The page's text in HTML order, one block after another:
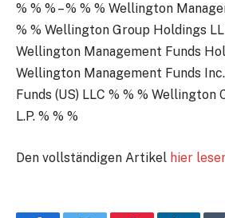
% % % – % % % Wellington
% % Wellington Group Holdings
Wellington Management Funds
Wellington Management Funds
Funds (US) LLC % % % Wellington
L.P. % % %
Den vollständigen Artikel hier